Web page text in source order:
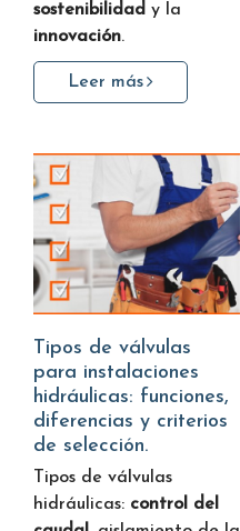
sostenibilidad y la
innovación.
Leer más
Tipos de válvulas
para instalaciones
hidráulicas: funciones,
diferencias y criterios
de selección.
Tipos de válvulas
hidráulicas: control del